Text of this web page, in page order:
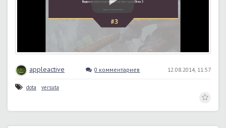
appleactive 0 комментариев 12.08.2014, 11:57
dota versuta